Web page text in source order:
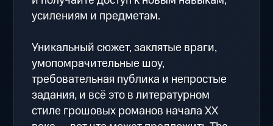
усилениям и предметам.
Уникальный сюжет, заклятые враги,
умопомрачительные шоу,
требовательная публика и непростые
задания, и всё это в литературном
стиле грошовых романов начала XX